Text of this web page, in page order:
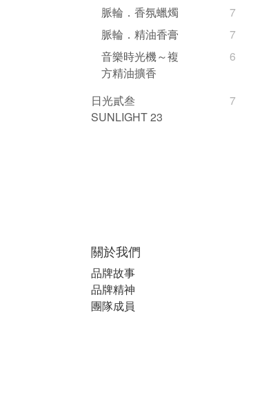
脈輪．香氛蠟燭
7
脈輪．精油香膏
7
音樂時光機～複
方精油擴香
6
日光貳叁
SUNLIGHT 23
7
關於我們
品牌故事
品牌精神
團隊成員